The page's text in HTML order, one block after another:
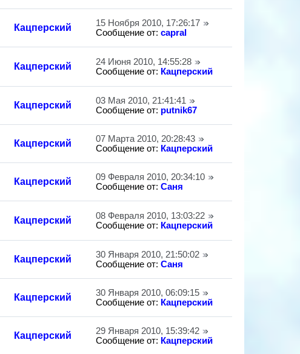
Кацперский
15 Ноября 2010, 17:26:17
Сообщение от: capral
Кацперский
24 Июня 2010, 14:55:28
Сообщение от: Кацперский
Кацперский
03 Мая 2010, 21:41:41
Сообщение от: putnik67
Кацперский
07 Марта 2010, 20:28:43
Сообщение от: Кацперский
Кацперский
09 Февраля 2010, 20:34:10
Сообщение от: Саня
Кацперский
08 Февраля 2010, 13:03:22
Сообщение от: Кацперский
Кацперский
30 Января 2010, 21:50:02
Сообщение от: Саня
Кацперский
30 Января 2010, 06:09:15
Сообщение от: Кацперский
Кацперский
29 Января 2010, 15:39:42
Сообщение от: Кацперский